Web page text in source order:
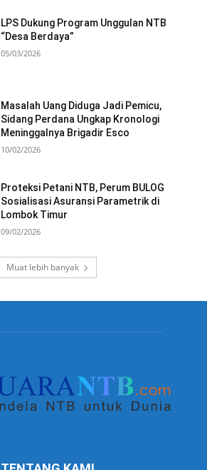
LPS Dukung Program Unggulan NTB
“Desa Berdaya”
05/03/2026
Masalah Uang Diduga Jadi Pemicu,
Sidang Perdana Ungkap Kronologi
Meninggalnya Brigadir Esco
10/02/2026
Proteksi Petani NTB, Perum BULOG
Sosialisasi Asuransi Parametrik di
Lombok Timur
09/02/2026
Muat lebih banyak